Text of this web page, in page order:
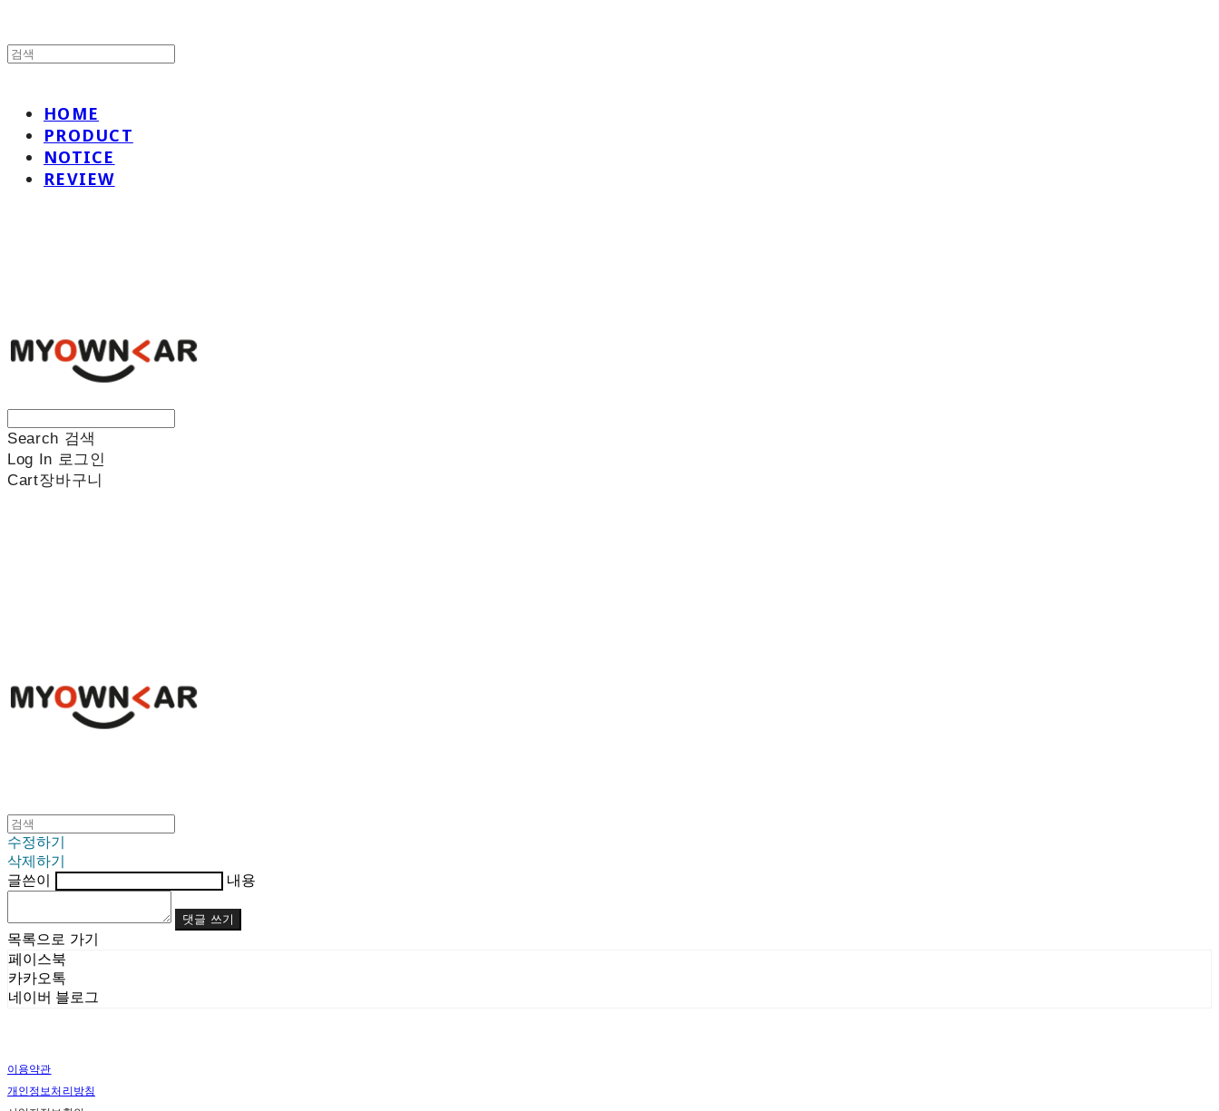
HOME
PRODUCT
NOTICE
REVIEW
Search 검색
Log In 로그인
Cart장바구니
수정하기
삭제하기
글쓴이
내용
댓글 쓰기
목록으로 가기
페이스북
카카오톡
네이버 블로그
이용약관
개인정보처리방침